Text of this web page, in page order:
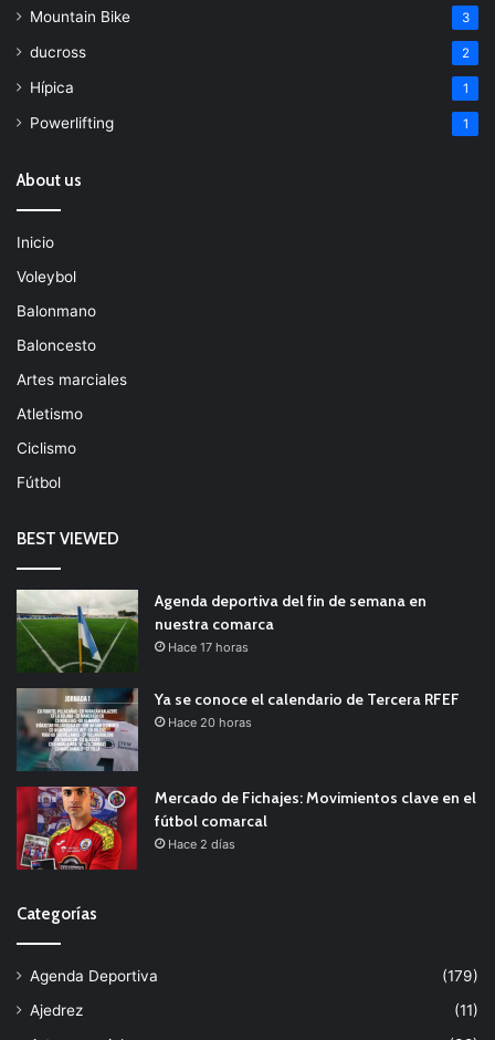
Mountain Bike 3
ducross 2
Hípica 1
Powerlifting 1
About us
Inicio
Voleybol
Balonmano
Baloncesto
Artes marciales
Atletismo
Ciclismo
Fútbol
BEST VIEWED
Agenda deportiva del fin de semana en
nuestra comarca
Hace 17 horas
Ya se conoce el calendario de Tercera RFEF
Hace 20 horas
Mercado de Fichajes: Movimientos clave en el
fútbol comarcal
Hace 2 días
Categorías
Agenda Deportiva
(179)
Ajedrez
(11)